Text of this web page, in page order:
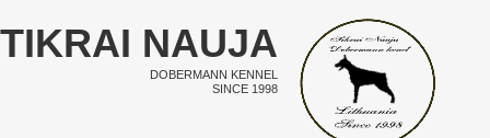
Skip to main content
TIKRAI NAUJA
DOBERMANN KENNEL
SINCE 1998